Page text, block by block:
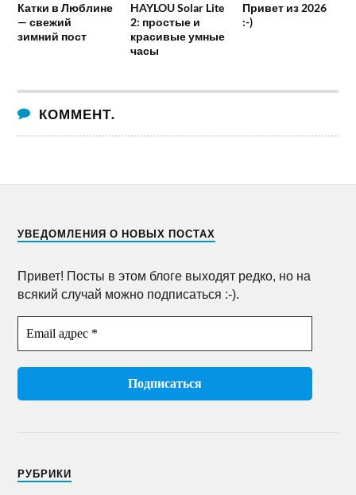
Катки в Люблине
— свежий
зимний пост
HAYLOU Solar Lite
2: простые и
красивые умные
часы
Привет из 2026
:-)
КОММЕНТ.
УВЕДОМЛЕНИЯ О НОВЫХ ПОСТАХ
Привет! Посты в этом блоге выходят редко, но на
всякий случай можно подписаться :-).
РУБРИКИ